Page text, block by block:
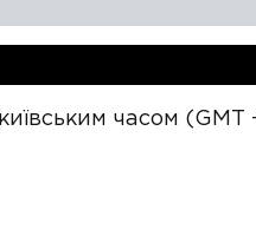
часом (GMT